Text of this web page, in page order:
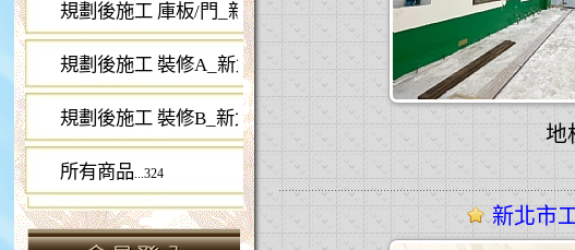
規劃後施工 庫板/門_新北工廠登記
規劃後施工 裝修A_新北工廠登記
規劃後施工 裝修B_新北工廠登記
所有商品...324
地
新北市